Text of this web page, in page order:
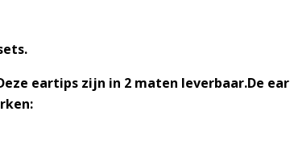
eartips zijn in 2 maten leverbaar.De